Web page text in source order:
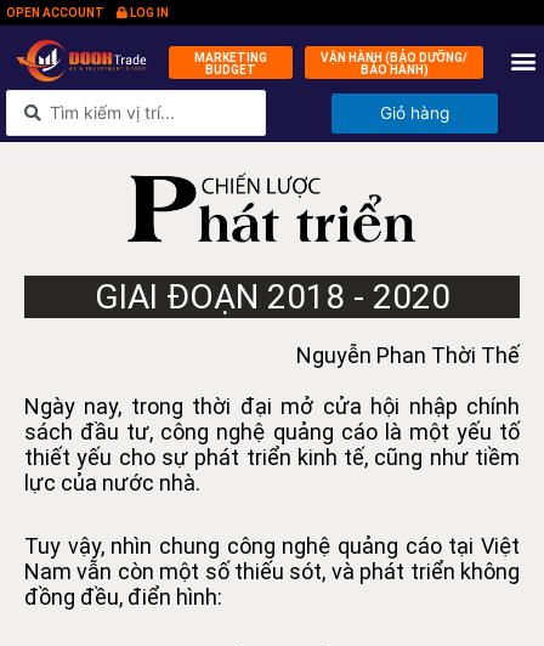
OPEN ACCOUNT LOG IN
MARKETING
BUDGET
VẬN HÀNH (BẢO DƯỠNG/
BẢO HÀNH)
Giỏ hàng
GIAI ĐOẠN 2018 - 2020
Nguyễn Phan Thời Thế
Ngày nay, trong thời đại mở cửa hội nhập chính
sách đầu tư, công nghệ quảng cáo là một yếu tố
thiết yếu cho sự phát triển kinh tế, cũng như tiềm
lực của nước nhà.
Tuy vậy, nhìn chung công nghệ quảng cáo tại Việt
Nam vẫn còn một số thiếu sót, và phát triển không
đồng đều, điển hình: